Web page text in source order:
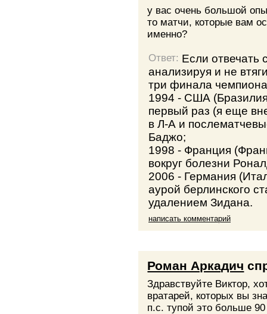
у вас очень большой
то матчи, которые вам
именно?
Ответ: Если отвечать
анализируя и не
три финала
1994 - США
первый раз (я еще
в Л-А и
Баджо;
1998 - Франция
вокруг болезни
2006 - Германия
аурой берлинского
удалением Зидана.
написать комментарий
Роман Аркадич
Здравствуйте Виктор,
вратарей, которых вы
п.с. тупой это больше 90